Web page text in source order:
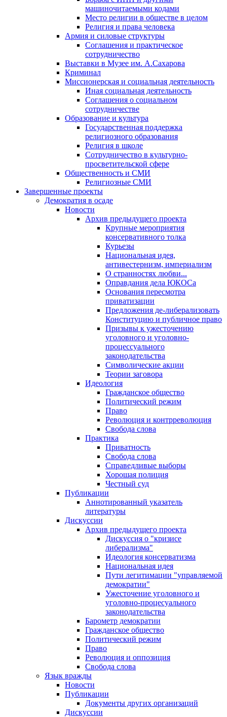
машиночитаемыми кодами
Место религии в обществе в целом
Религия и права человека
Армия и силовые структуры
Соглашения и практическое
сотрудничество
Выставки в Музее им. А.Сахарова
Криминал
Миссионерская и социальная деятельность
Иная социальная деятельность
Соглашения о социальном
сотрудничестве
Образование и культура
Государственная поддержка
религиозного образования
Религия в школе
Сотрудничество в культурно-
просветительской сфере
Общественность и СМИ
Религиозные СМИ
Завершенные проекты
Демократия в осаде
Новости
Архив предыдущего проекта
Крупные мероприятия
консервативного толка
Курьезы
Национальная идея,
антивестернизм, империализм
О странностях любви...
Оправдания дела ЮКОСа
Основания пересмотра
приватизации
Предложения де-либерализовать
Конституцию и публичное право
Призывы к ужесточению
уголовного и уголовно-
процессуального
законодательства
Символические акции
Теории заговора
Идеология
Гражданское общество
Политический режим
Право
Революция и контрреволюция
Свобода слова
Практика
Приватность
Свобода слова
Справедливые выборы
Хорошая полиция
Честный суд
Публикации
Аннотированный указатель
литературы
Дискуссии
Архив предыдущего проекта
Дискуссия о "кризисе
либерализма"
Идеология консерватизма
Национальная идея
Пути легитимации "управляемой
демократии"
Ужесточение уголовного и
уголовно-процесуального
законодательства
Барометр демократии
Гражданское общество
Политический режим
Право
Революция и оппозиция
Свобода слова
Язык вражды
Новости
Публикации
Документы других организаций
Дискуссии